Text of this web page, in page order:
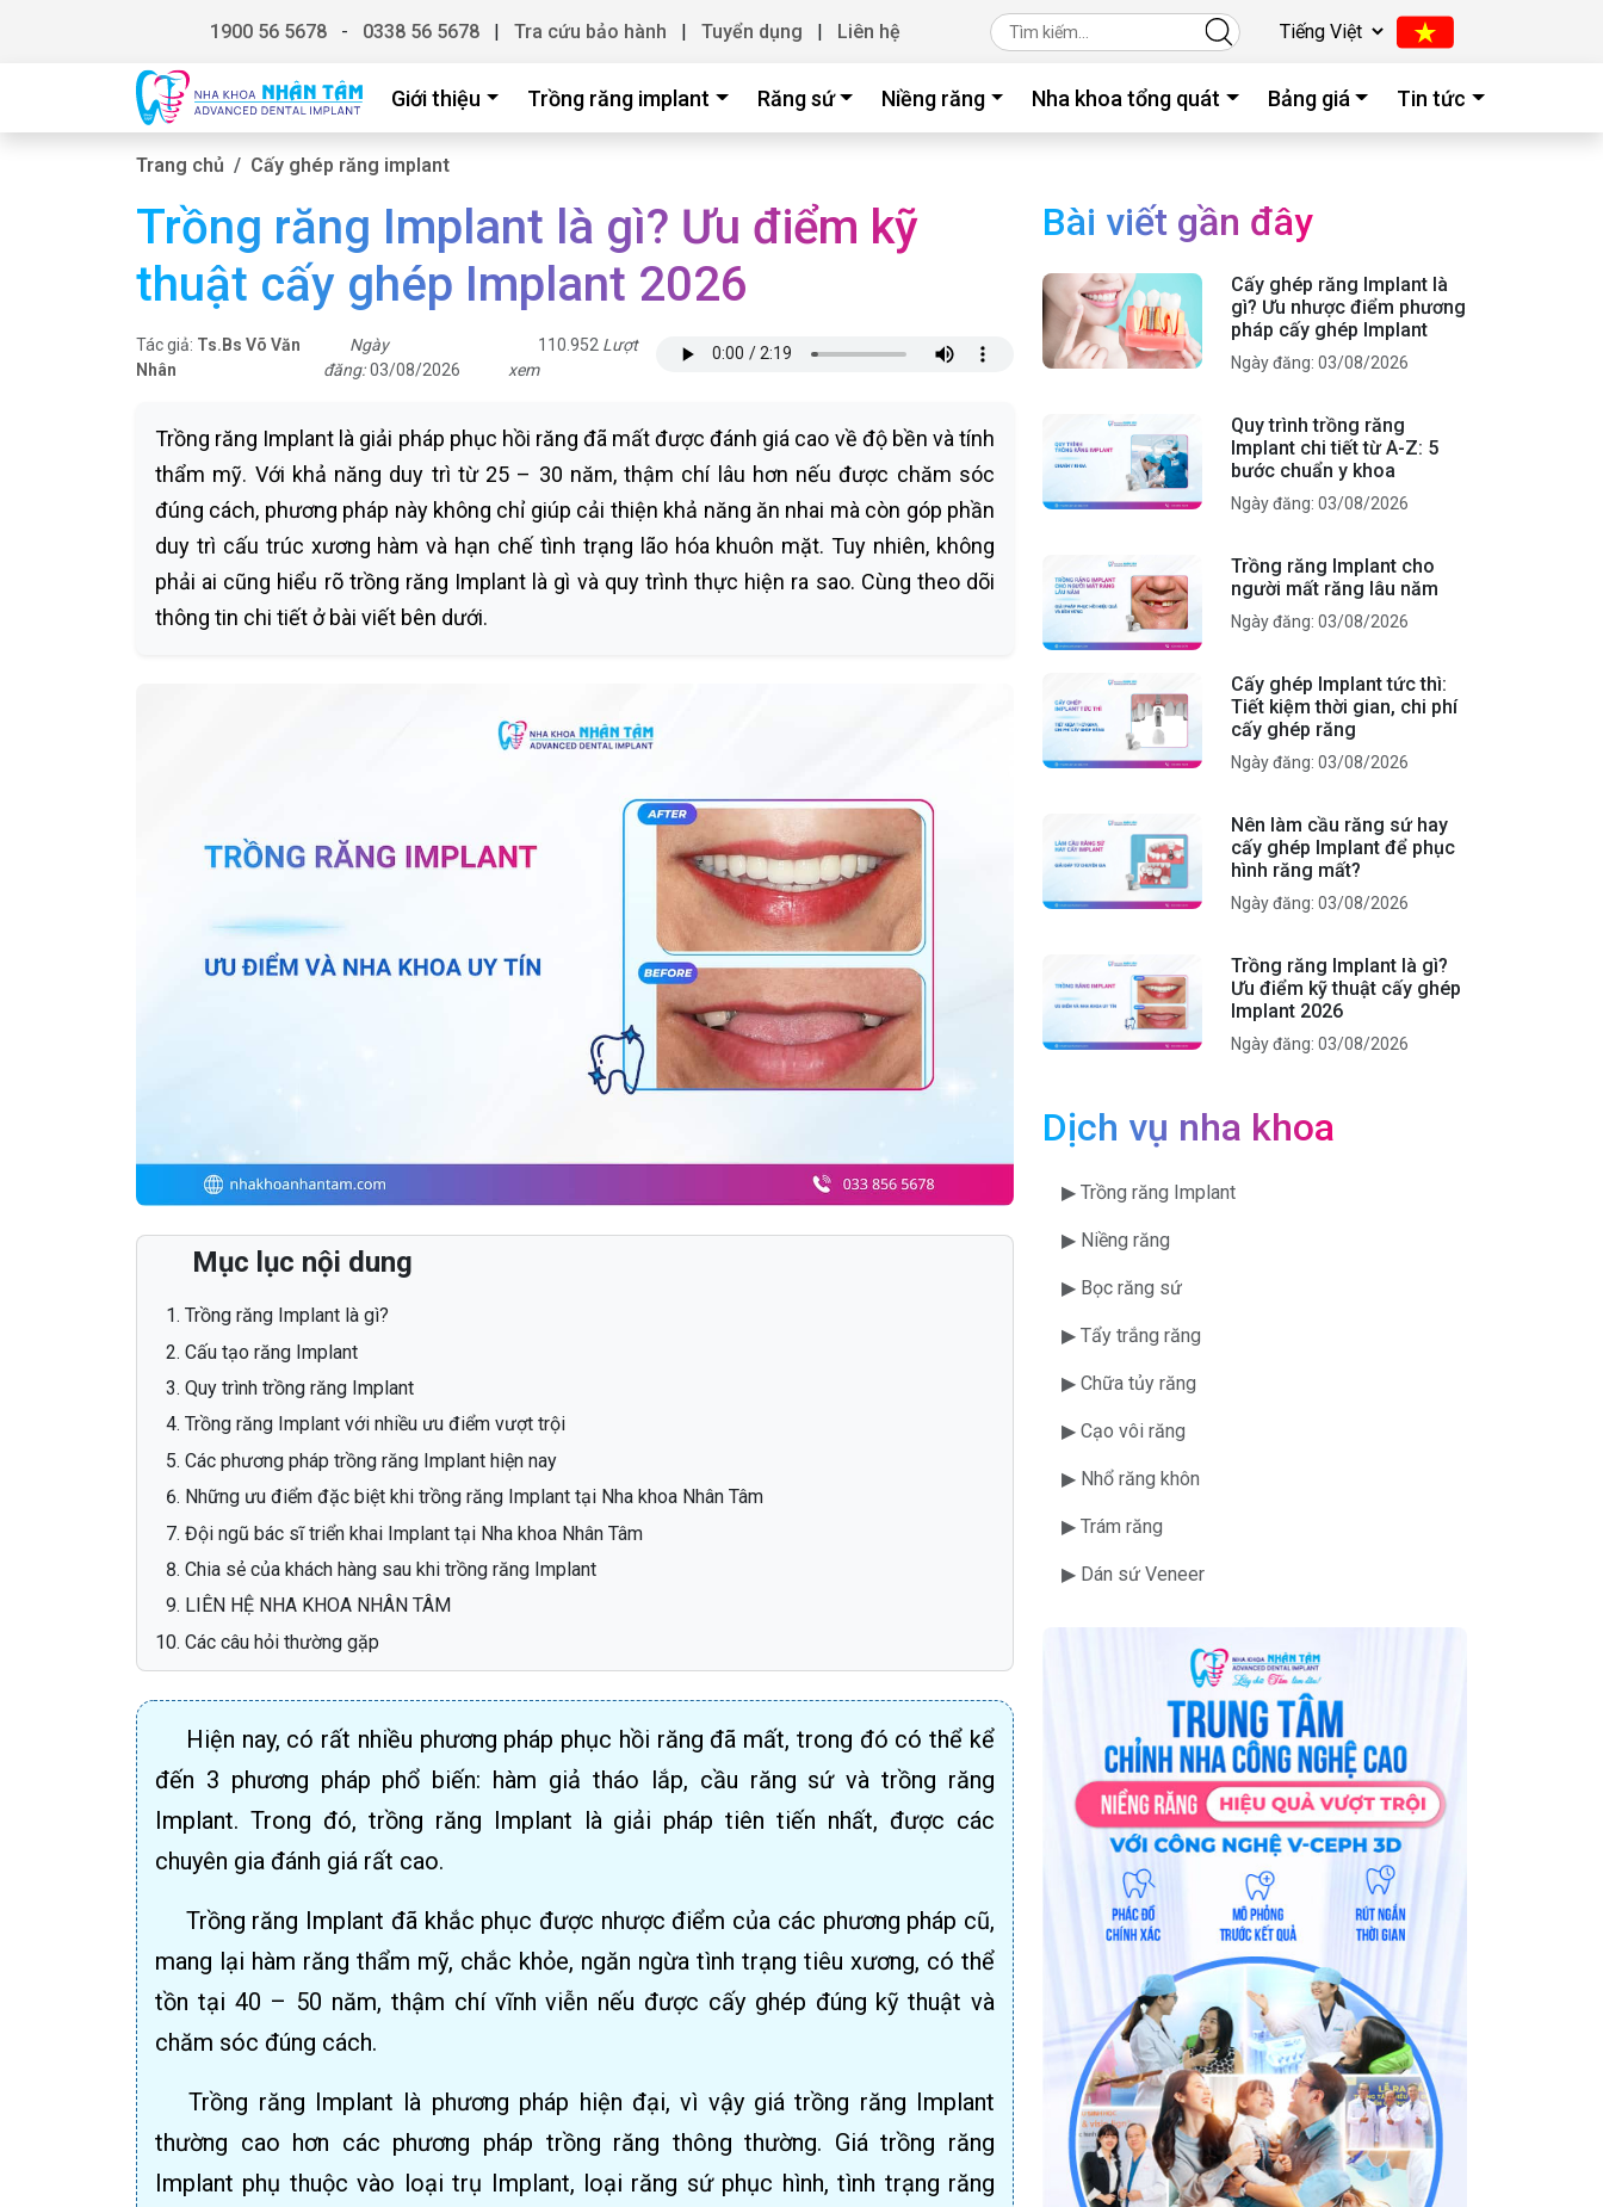
1900 56 5678 - 0338 56 5678 | Tra cứu bảo hành | Tuyển dụng | Liên hệ
Giới thiệu Trồng răng implant Răng sứ Niềng răng Nha khoa tổng quát Bảng giá Tin tức
Trang chủ Cấy ghép răng implant
Trồng răng Implant là gì? Ưu điểm kỹ
thuật cấy ghép Implant 2026
Tác giả: Ts.Bs Võ Văn
Nhân
Ngày
đăng: 03/08/2026
110.952 Lượt
xem
Trồng răng Implant là giải pháp phục hồi răng đã mất được đánh giá cao về độ bền và tính
thẩm mỹ. Với khả năng duy trì từ 25 – 30 năm, thậm chí lâu hơn nếu được chăm sóc
đúng cách, phương pháp này không chỉ giúp cải thiện khả năng ăn nhai mà còn góp phần
duy trì cấu trúc xương hàm và hạn chế tình trạng lão hóa khuôn mặt. Tuy nhiên, không
phải ai cũng hiểu rõ trồng răng Implant là gì và quy trình thực hiện ra sao. Cùng theo dõi
thông tin chi tiết ở bài viết bên dưới.
Mục lục nội dung
Trồng răng Implant là gì?
Cấu tạo răng Implant
Quy trình trồng răng Implant
Trồng răng Implant với nhiều ưu điểm vượt trội
Các phương pháp trồng răng Implant hiện nay
Những ưu điểm đặc biệt khi trồng răng Implant tại Nha khoa Nhân Tâm
Đội ngũ bác sĩ triển khai Implant tại Nha khoa Nhân Tâm
Chia sẻ của khách hàng sau khi trồng răng Implant
LIÊN HỆ NHA KHOA NHÂN TÂM
Các câu hỏi thường gặp
Hiện nay, có rất nhiều phương pháp phục hồi răng đã mất, trong đó có thể kể
đến 3 phương pháp phổ biến: hàm giả tháo lắp, cầu răng sứ và trồng răng
Implant. Trong đó, trồng răng Implant là giải pháp tiên tiến nhất, được các
chuyên gia đánh giá rất cao.
Trồng răng Implant đã khắc phục được nhược điểm của các phương pháp cũ,
mang lại hàm răng thẩm mỹ, chắc khỏe, ngăn ngừa tình trạng tiêu xương, có thể
tồn tại 40 – 50 năm, thậm chí vĩnh viễn nếu được cấy ghép đúng kỹ thuật và
chăm sóc đúng cách.
Trồng răng Implant là phương pháp hiện đại, vì vậy giá trồng răng Implant
thường cao hơn các phương pháp trồng răng thông thường. Giá trồng răng
Implant phụ thuộc vào loại trụ Implant, loại răng sứ phục hình, tình trạng răng
Bài viết gần đây
Cấy ghép răng Implant là
gì? Ưu nhược điểm phương
pháp cấy ghép Implant
Ngày đăng: 03/08/2026
Quy trình trồng răng
Implant chi tiết từ A-Z: 5
bước chuẩn y khoa
Ngày đăng: 03/08/2026
Trồng răng Implant cho
người mất răng lâu năm
Ngày đăng: 03/08/2026
Cấy ghép Implant tức thì:
Tiết kiệm thời gian, chi phí
cấy ghép răng
Ngày đăng: 03/08/2026
Nên làm cầu răng sứ hay
cấy ghép Implant để phục
hình răng mất?
Ngày đăng: 03/08/2026
Trồng răng Implant là gì?
Ưu điểm kỹ thuật cấy ghép
Implant 2026
Ngày đăng: 03/08/2026
Dịch vụ nha khoa
▶ Trồng răng Implant
▶ Niềng răng
▶ Bọc răng sứ
▶ Tẩy trắng răng
▶ Chữa tủy răng
▶ Cạo vôi răng
▶ Nhổ răng khôn
▶ Trám răng
▶ Dán sứ Veneer